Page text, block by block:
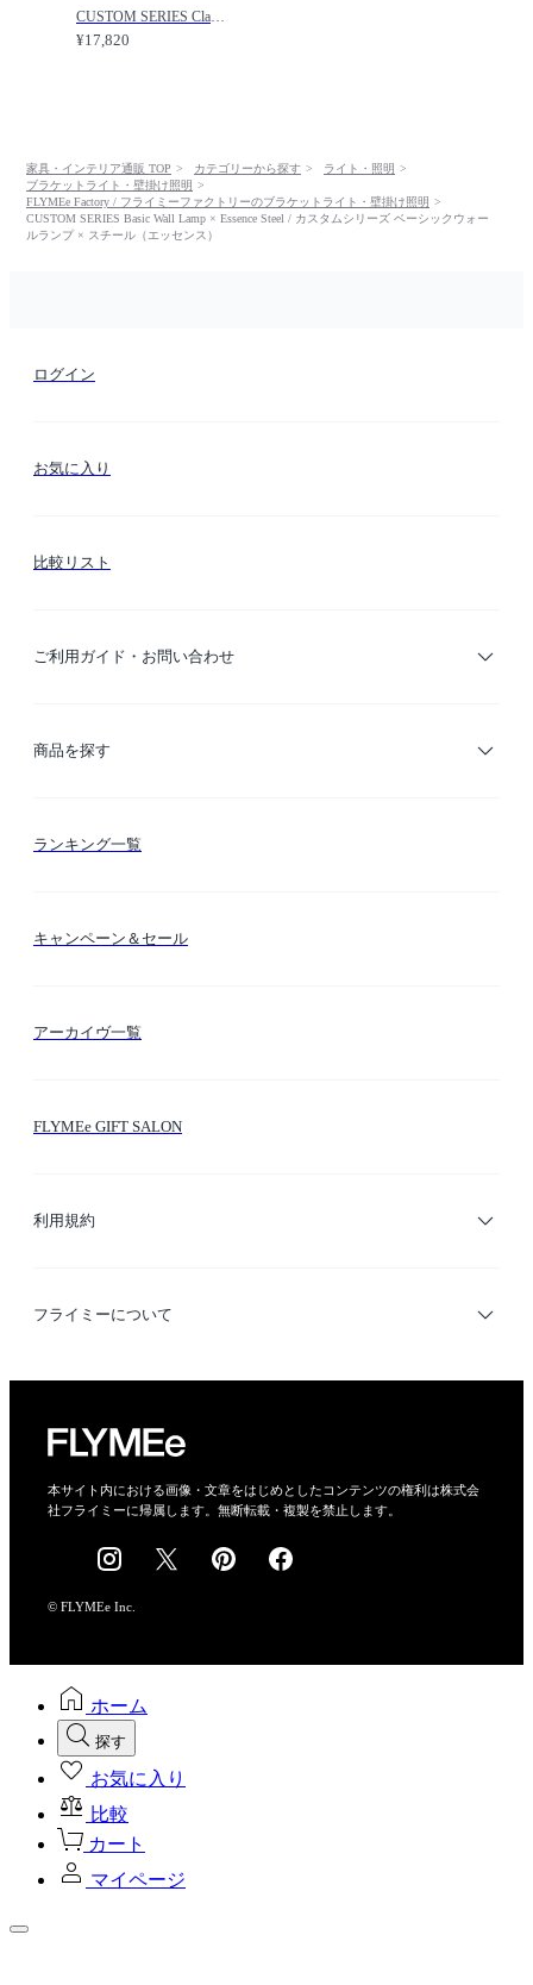
CUSTOM SERIES Classic Wall Lamp × Essence Steel / カスタムシリーズ クラシックウォールランプ × スチール（エッセンス） / FLYMEe Factory / フライミーファクトリー
¥17,820
家具・インテリア通販 TOP カテゴリーから探す
ライト・照明
ブラケットライト・壁掛け照明
FLYMEe Factory / フライミーファクトリーのブラケットライト・壁掛け照明
CUSTOM SERIES Basic Wall Lamp × Essence Steel / カスタムシリーズ ベーシックウォー
ルランプ × スチール（エッセンス）
ログイン
お気に入り
比較リスト
ご利用ガイド・お問い合わせ
ご利用ガイド
商品を探す
カテゴリー検索
ランキング一覧
キャンペーン＆セール
アーカイヴ一覧
FLYMEe GIFT SALON
利用規約
利用規約
フライミーについて
会社概要
採用情報
本サイト内における画像・文章をはじめとしたコンテンツの権利は株式会
社フライミーに帰属します。無断転載・複製を禁止します。
© FLYMEe Inc.
ホーム
探す
お気に入り
比較
カート
マイページ